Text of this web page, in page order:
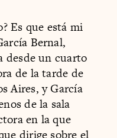
Es que está mi
Bernal,
desde un cuarto
de la tarde de
Aires, y García
de la sala
en la que
dirige sobre el